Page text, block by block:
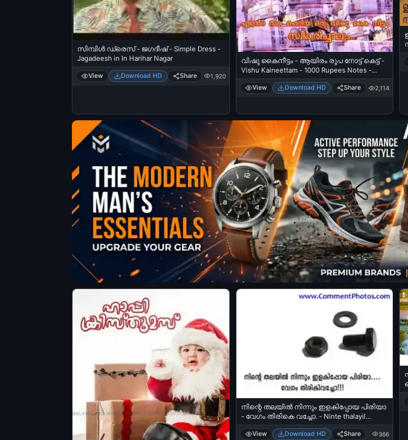
സിമ്പിള്‍ ഡ്രെസ് - ജഗദീഷ് - Simple Dress -
Jagadeesh in In Harihar Nagar
View Download HD Share 1,920
വിഷു കൈനീട്ടം - ആയിരം രൂപ നോട്ട് കെട്ട് -
Vishu Kaineettam - 1000 Rupees Notes -
Happy Vishu
View Download HD Share 2,114
നിന്റെ തലയില്‍ നിന്നും ഇളകിപ്പോയ പിരിയാ
- വേഗം തിരികെ വച്ചോ. - Ninte thalayil
ninnum ilakippoya piriyaa - Vegam Thirike
VachoView Download HD Share 366